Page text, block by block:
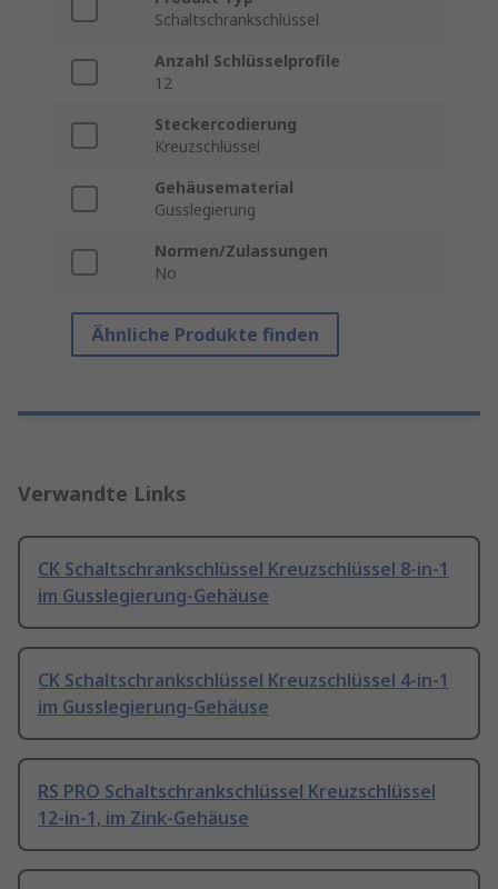
Schaltschrankschlüssel
Anzahl Schlüsselprofile
12
Steckercodierung
Kreuzschlüssel
Gehäusematerial
Gusslegierung
Normen/Zulassungen
No
Ähnliche Produkte finden
Verwandte Links
CK Schaltschrankschlüssel Kreuzschlüssel 8-in-1
im Gusslegierung-Gehäuse
CK Schaltschrankschlüssel Kreuzschlüssel 4-in-1
im Gusslegierung-Gehäuse
RS PRO Schaltschrankschlüssel Kreuzschlüssel
12-in-1, im Zink-Gehäuse